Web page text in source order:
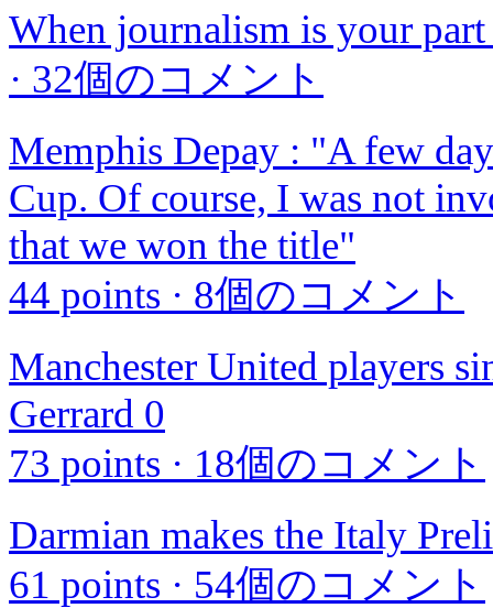
When journalism is your
· 32個のコメント
Memphis Depay : "A few
Cup. Of course, I was not
that we won the title"
44 points · 8個のコメント
Manchester United players
Gerrard 0
73 points · 18個のコメント
Darmian makes the Italy
61 points · 54個のコメント